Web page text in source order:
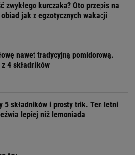
zwykłego kurczaka? Oto przepis na
jak z egzotycznych wakacji
nawet tradycyjną pomidorową.
4 składników
5 składników i prosty trik. Ten letni
lepiej niż lemoniada